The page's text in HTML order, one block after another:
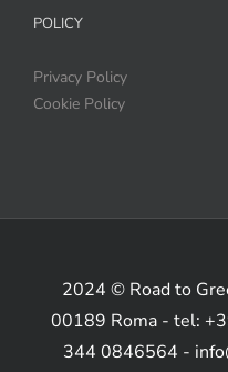
POLICY
Privacy Policy
Cookie Policy
2024 © Road to
00189 Roma - tel:
344 0846564 -